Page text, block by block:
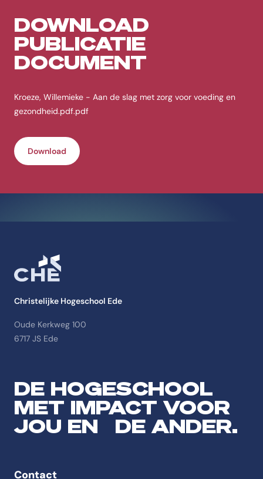
DOWNLOAD
PUBLICATIE
DOCUMENT
Kroeze, Willemieke - Aan de slag met zorg voor voeding en
gezondheid.pdf.pdf
Download
Christelijke Hogeschool Ede
Oude Kerkweg 100
6717 JS Ede
DE HOGESCHOOL
MET IMPACT VOOR
JOU EN DE ANDER.
Contact